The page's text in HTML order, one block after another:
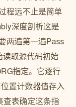
程远不止是简单
深度剖析这是
两遍第一遍Pass
取源代码初始
指定。它逐行
置计数器值存入
查表确定这条指